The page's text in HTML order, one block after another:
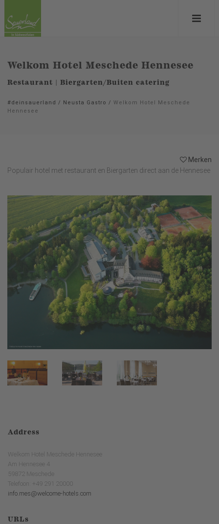
Welkom Hotel Meschede Hennesee
Restaurant | Biergarten/Buiten catering
#deinsauerland / Neusta Gastro / Welkom Hotel Meschede
Hennesee
Merken
Populair hotel met restaurant en Biergarten direct aan de Hennesee
Address
Welkom Hotel Meschede Hennesee
Am Hennesee 4
59872 Meschede
Telefoon: +49 291 20000
info.mes@welcome-hotels.com
URLs